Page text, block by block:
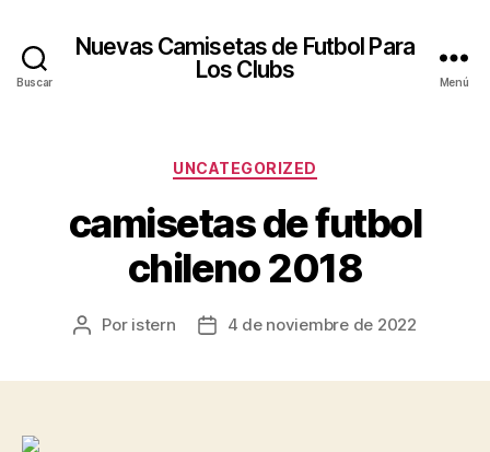
Buscar
Nuevas Camisetas de Futbol Para
Los Clubs
Menú
Categorías
UNCATEGORIZED
camisetas de futbol
chileno 2018
Autor
Por istern
Fecha4 de noviembre de 2022